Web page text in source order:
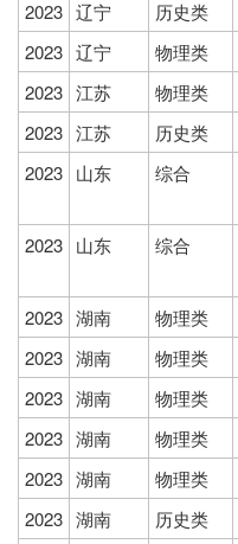
2023 辽宁 历史类
2023 辽宁 物理类
2023 江苏 物理类
2023 江苏 历史类
2023 山东 综合
2023 山东 综合
2023 湖南 物理类
2023 湖南 物理类
2023 湖南 物理类
2023 湖南 物理类
2023 湖南 物理类
2023 湖南 历史类